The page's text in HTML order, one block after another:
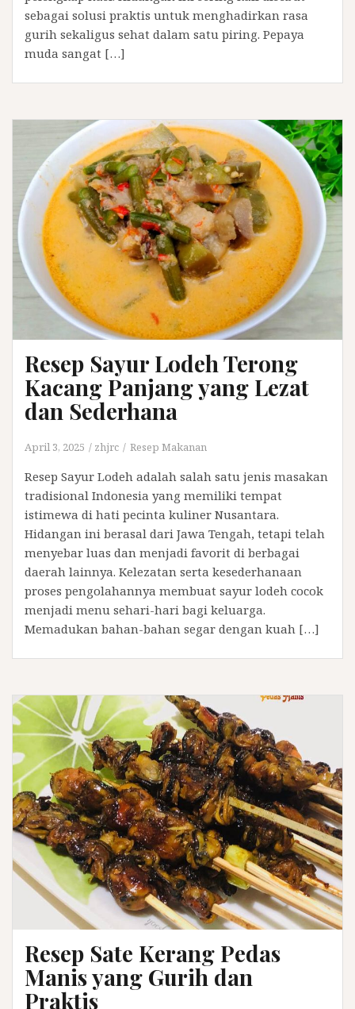
sebagai solusi praktis untuk menghadirkan rasa
gurih sekaligus sehat dalam satu piring. Pepaya
muda sangat […]
Resep Sayur Lodeh Terong
Kacang Panjang yang Lezat
dan Sederhana
April 3, 2025 zhjrc Resep Makanan
Resep Sayur Lodeh adalah salah satu jenis masakan
tradisional Indonesia yang memiliki tempat
istimewa di hati pecinta kuliner Nusantara.
Hidangan ini berasal dari Jawa Tengah, tetapi telah
menyebar luas dan menjadi favorit di berbagai
daerah lainnya. Kelezatan serta kesederhanaan
proses pengolahannya membuat sayur lodeh cocok
menjadi menu sehari-hari bagi keluarga.
Memadukan bahan-bahan segar dengan kuah […]
Resep Sate Kerang Pedas
Manis yang Gurih dan
Praktis